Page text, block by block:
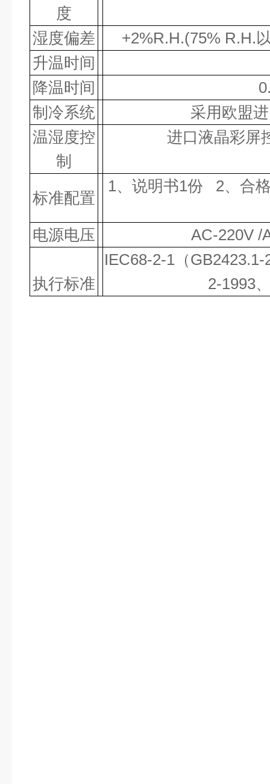
度
湿度偏差
+2%R.H.(75% R.H.
升温时间
降温时间
制冷系统
采用欧盟
温湿度控
制
进口液晶彩屏
标准配置
1、说明书1份 2、合
电源电压 AC-220V
执行标准
IEC68-2-1（
2-1993